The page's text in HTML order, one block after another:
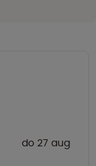
do 27 aug